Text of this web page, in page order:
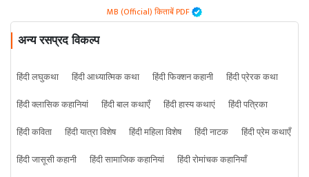
MB (Official) किताबें PDF
अन्य रसप्रद विकल्प
हिंदी लघुकथा हिंदी आध्यात्मिक कथा हिंदी फिक्शन कहानी
हिंदी प्रेरक कथा
हिंदी क्लासिक कहानियां
हिंदी बाल कथाएँ हिंदी हास्य कथाएं
हिंदी पत्रिका
हिंदी कविता
हिंदी यात्रा विशेष हिंदी महिला विशेष हिंदी नाटक
हिंदी प्रेम कथाएँ
हिंदी जासूसी कहानी
हिंदी सामाजिक कहानियां
हिंदी रोमांचक कहानियाँ